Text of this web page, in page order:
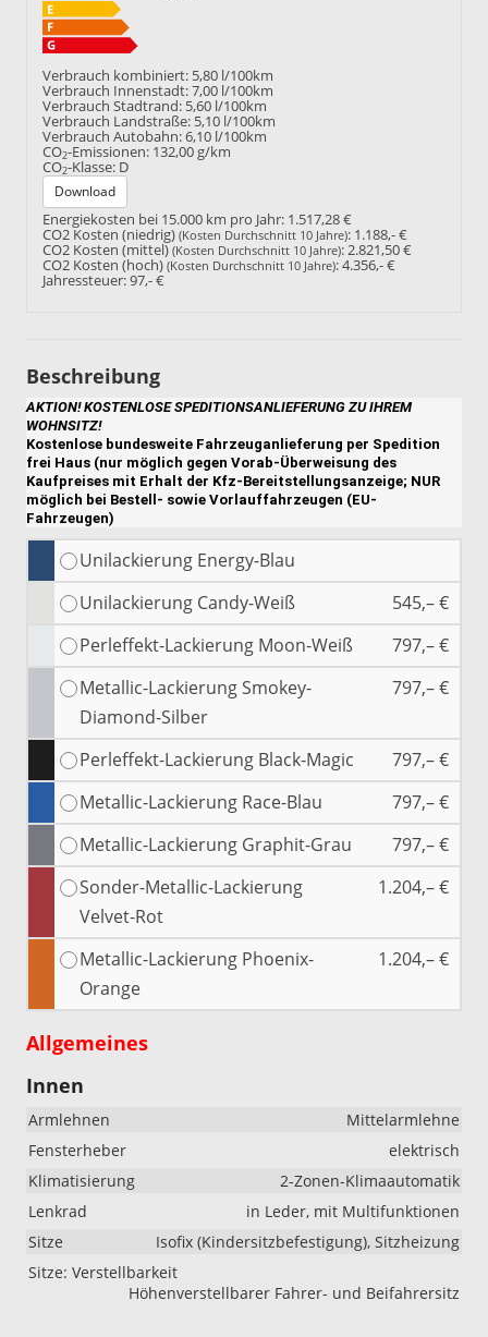
Verbrauch kombiniert: 5,80 l/100km
Verbrauch Innenstadt:7,00 l/100km
Verbrauch Stadtrand: 5,60 l/100km
Verbrauch Landstraße: 5,10 l/100km
Verbrauch Autobahn:6,10 l/100km
CO2-Emissionen: 132,00 g/km
CO2-Klasse: D
Download
Energiekosten bei 15.000 km pro Jahr: 1.517,28 €
CO2 Kosten (niedrig) (Kosten Durchschnitt 10 Jahre): 1.188,- €
CO2 Kosten (mittel) (Kosten Durchschnitt 10 Jahre):2.821,50 €
CO2 Kosten (hoch) (Kosten Durchschnitt 10 Jahre):4.356,- €
Jahressteuer:97,- €
Beschreibung
AKTION! KOSTENLOSE SPEDITIONSANLIEFERUNG ZU IHREM
WOHNSITZ!
Kostenlose bundesweite Fahrzeuganlieferung per Spedition
frei Haus (nur möglich gegen Vorab-Überweisung des
Kaufpreises mit Erhalt der Kfz-Bereitstellungsanzeige; NUR
möglich bei Bestell- sowie Vorlauffahrzeugen (EU-
Fahrzeugen)
Unilackierung Energy-Blau
Unilackierung Candy-Weiß
545,– €
Perleffekt-Lackierung Moon-Weiß
797,– €
Metallic-Lackierung Smokey-
Diamond-Silber
797,– €
Perleffekt-Lackierung Black-Magic
797,– €
Metallic-Lackierung Race-Blau
797,– €
Metallic-Lackierung Graphit-Grau
797,– €
Sonder-Metallic-Lackierung
Velvet-Rot
1.204,– €
Metallic-Lackierung Phoenix-
Orange
1.204,– €
Allgemeines
Innen
Armlehnen
Mittelarmlehne
Fensterheber
elektrisch
Klimatisierung
2-Zonen-Klimaautomatik
Lenkrad
in Leder, mit Multifunktionen
Sitze
Isofix (Kindersitzbefestigung), Sitzheizung
Sitze: Verstellbarkeit
Höhenverstellbarer Fahrer- und Beifahrersitz